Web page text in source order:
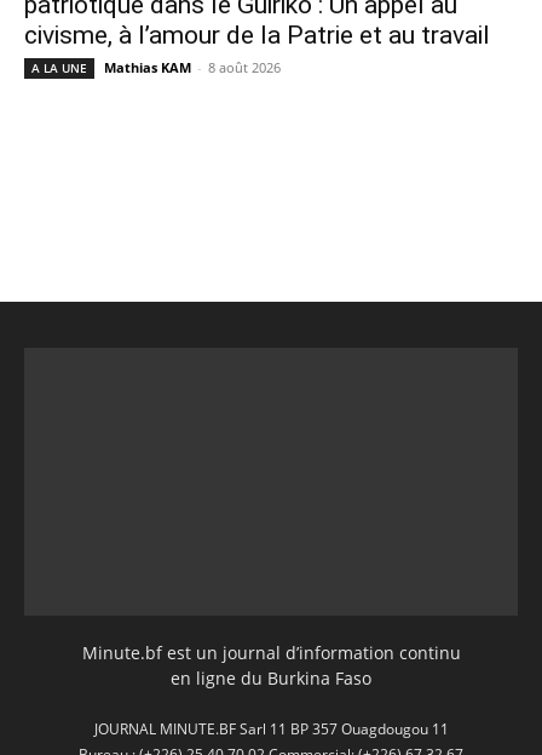
civisme, à l’amour de la Patrie et au travail
A LA UNE Mathias KAM - 8 août 2026
Minute.bf est un journal d’information continu
en ligne du Burkina Faso
JOURNAL MINUTE.BF Sarl 11 BP 357 Ouagdougou 11